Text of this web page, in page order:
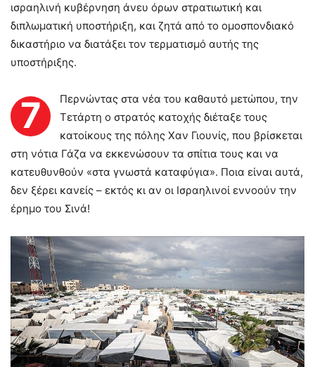
ισραηλινή κυβέρνηση άνευ όρων στρατιωτική και
διπλωματική υποστήριξη, και ζητά από το ομοσπονδιακό
δικαστήριο να διατάξει τον τερματισμό αυτής της
υποστήριξης.
7
Περνώντας στα νέα του καθαυτό μετώπου, την
Τετάρτη ο στρατός κατοχής διέταξε τους
κατοίκους της πόλης Χαν Γιουνίς, που βρίσκεται
στη νότια Γάζα να εκκενώσουν τα σπίτια τους και να
κατευθυνθούν «στα γνωστά καταφύγια». Ποια είναι αυτά,
δεν ξέρει κανείς – εκτός κι αν οι Ισραηλινοί εννοούν την
έρημο του Σινά!